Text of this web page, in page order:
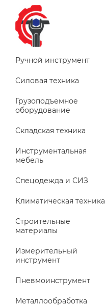
Ручной инструмент
Силовая техника
Грузоподъемное
оборудование
Складская техника
Инструментальная
мебель
Спецодежда и СИЗ
Климатическая техника
Строительные
материалы
Измерительный
инструмент
Пневмоинструмент
Металлообработка